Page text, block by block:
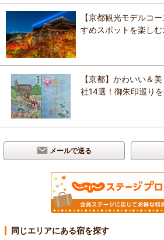
【京都観光モデルコ
すめスポットを楽し
【京都】かわいい＆
社14選！御朱印巡り
メールで送る
同じエリアにある宿を探す